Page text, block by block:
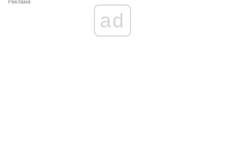
Реклама
ad